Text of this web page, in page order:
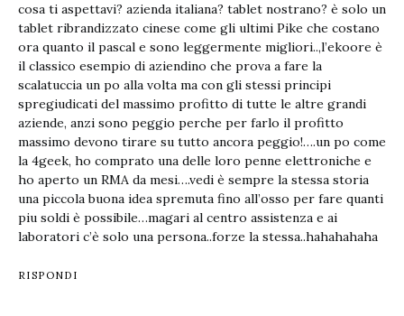
cosa ti aspettavi? azienda italiana? tablet nostrano? è solo un
tablet ribrandizzato cinese come gli ultimi Pike che costano
ora quanto il pascal e sono leggermente migliori..,l’ekoore è
il classico esempio di aziendino che prova a fare la
scalatuccia un po alla volta ma con gli stessi principi
spregiudicati del massimo profitto di tutte le altre grandi
aziende, anzi sono peggio perche per farlo il profitto
massimo devono tirare su tutto ancora peggio!….un po come
la 4geek, ho comprato una delle loro penne elettroniche e
ho aperto un RMA da mesi….vedi è sempre la stessa storia
una piccola buona idea spremuta fino all’osso per fare quanti
piu soldi è possibile…magari al centro assistenza e ai
laboratori c’è solo una persona..forze la stessa..hahahahaha
RISPONDI